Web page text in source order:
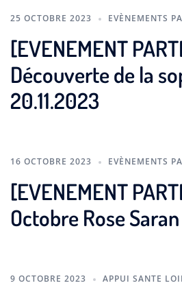
25 OCTOBRE 2023 EVÈNEMENTS
[EVENEMENT
Découverte de la
20.11.2023
16 OCTOBRE 2023 EVÈNEMENTS
[EVENEMENT
Octobre Rose
9 OCTOBRE 2023 APPUI SANTE